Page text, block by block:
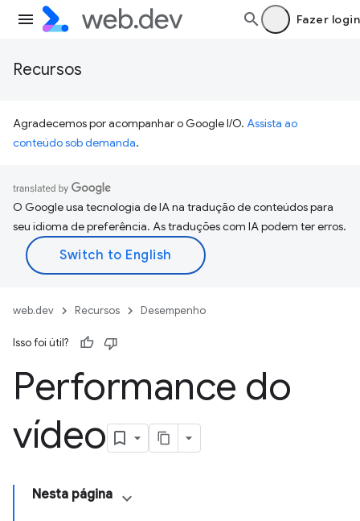
Fazer login
Recursos
Agradecemos por acompanhar o Google I/O. Assista ao
conteúdo sob demanda.
O Google usa tecnologia de IA na tradução de conteúdos para
seu idioma de preferência. As traduções com IA podem ter erros.
web.dev Recursos Desempenho
Isso foi útil?
Performance do
vídeo
Nesta página